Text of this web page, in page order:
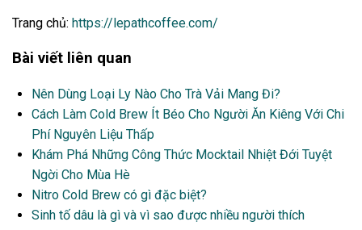
Trang chủ: https://lepathcoffee.com/
Bài viết liên quan
Nên Dùng Loại Ly Nào Cho Trà Vải Mang Đi?
Cách Làm Cold Brew Ít Béo Cho Người Ăn Kiêng Với Chi
Phí Nguyên Liệu Thấp
Khám Phá Những Công Thức Mocktail Nhiệt Đới Tuyệt
Ngời Cho Mùa Hè
Nitro Cold Brew có gì đặc biệt?
Sinh tố dâu là gì và vì sao được nhiều người thích